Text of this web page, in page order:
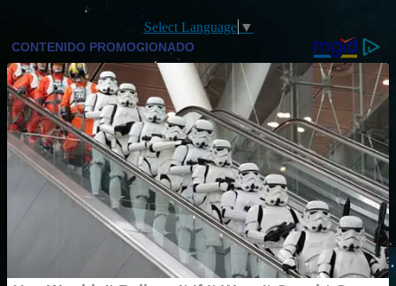
Select Language ▼